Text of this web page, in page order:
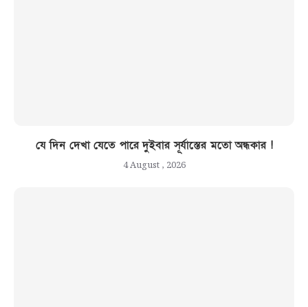
যে দিন দেখা যেতে পারে দুইবার সূর্যাস্তের মতো অন্ধকার !
4 August , 2026